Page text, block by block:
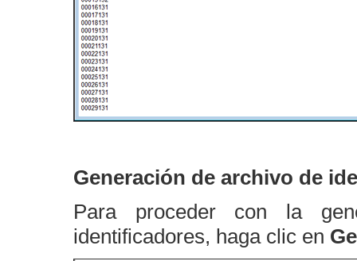
Generación de archivo de
Para proceder con la
identificadores, haga clic en